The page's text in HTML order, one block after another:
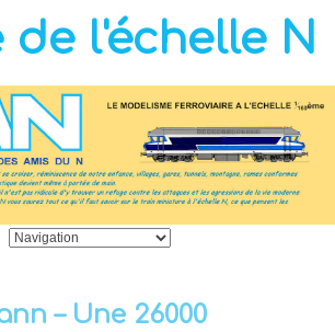
de l'échelle N
– Une 26000